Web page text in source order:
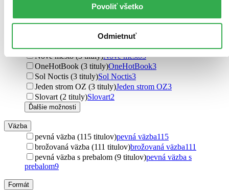
Povoliť všetko
Odmietnuť
Karolinum (3 tituly)Karolinum3
Omnibooks (3 tituly)Omnibooks3
Drobek3
Nové mesto (3 tituly)Nové mesto3
OneHotBook (3 tituly)OneHotBook3
Sol Noctis (3 tituly)Sol Noctis3
Jeden strom OZ (3 tituly)Jeden strom OZ3
Slovart (2 tituly)Slovart2
Ďalšie možnosti
Väzba
pevná väzba (115 titulov)pevná väzba115
brožovaná väzba (111 titulov)brožovaná väzba111
pevná väzba s prebalom (9 titulov)pevná väzba s
prebalom9
Formát